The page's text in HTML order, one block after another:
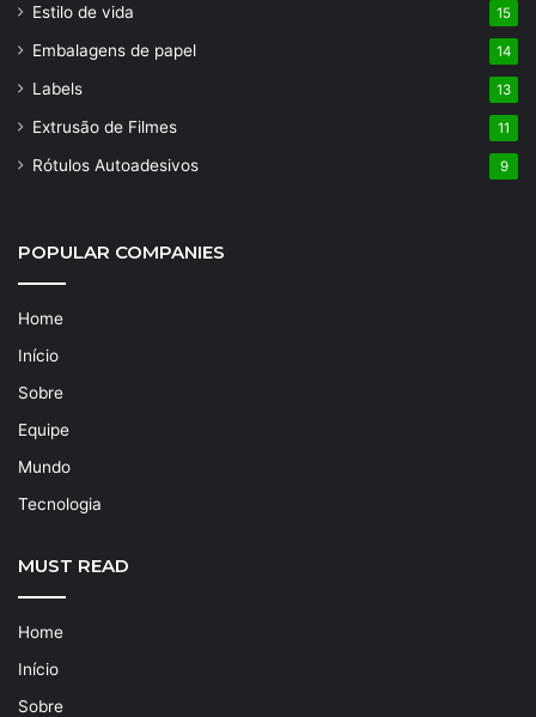
Estilo de vida 15
Embalagens de papel 14
Labels 13
Extrusão de Filmes 11
Rótulos Autoadesivos 9
POPULAR COMPANIES
Home
Início
Sobre
Equipe
Mundo
Tecnologia
MUST READ
Home
Início
Sobre